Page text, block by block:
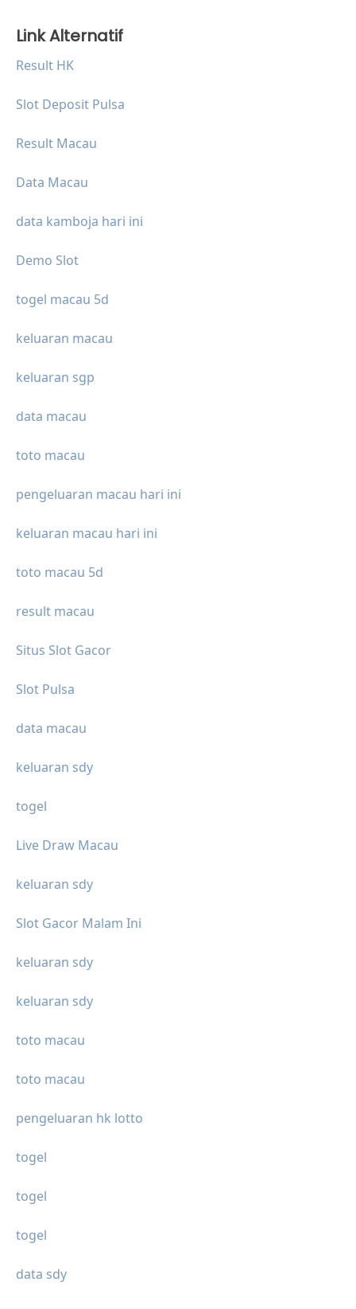
Link Alternatif
Result HK
Slot Deposit Pulsa
Result Macau
Data Macau
data kamboja hari ini
Demo Slot
togel macau 5d
keluaran macau
keluaran sgp
data macau
toto macau
pengeluaran macau hari ini
keluaran macau hari ini
toto macau 5d
result macau
Situs Slot Gacor
Slot Pulsa
data macau
keluaran sdy
togel
Live Draw Macau
keluaran sdy
Slot Gacor Malam Ini
keluaran sdy
keluaran sdy
toto macau
toto macau
pengeluaran hk lotto
togel
togel
togel
data sdy